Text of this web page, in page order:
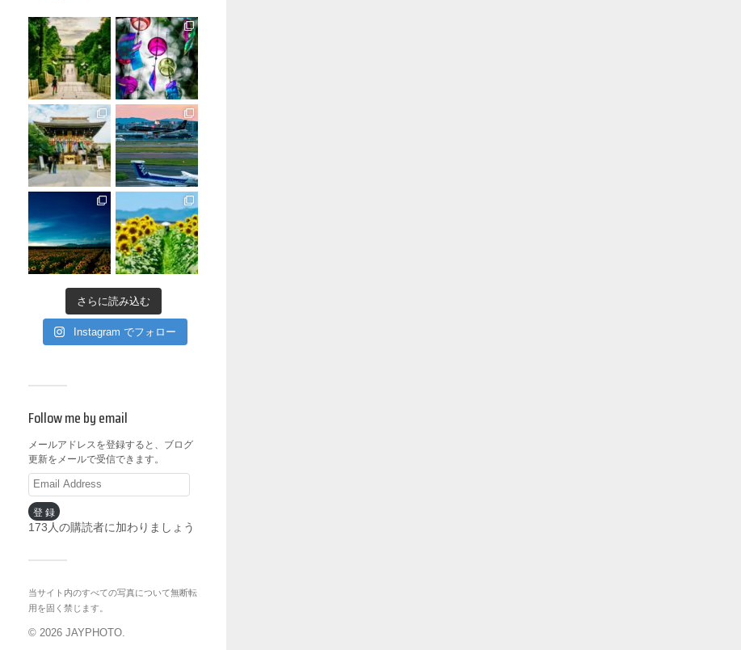
さらに読み込む
Instagram でフォロー
Follow me by email
メールアドレスを登録すると、ブログ
更新をメールで受信できます。
登録
173人の購読者に加わりましょう
当サイト内のすべての写真について無断転
用を固く禁じます。
© 2026 JAYPHOTO.